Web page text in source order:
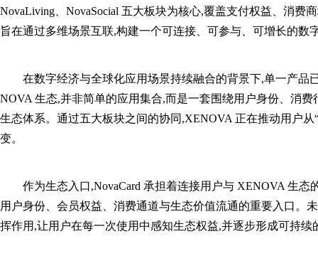
NovaLiving、NovaSocial 五大板块为核心,覆盖支付权益、消费
旨在通过多维场景互联,构建一个可连接、可参与、可增长的数
在数字经济与全球化应用场景持续融合的背景下,单一产品
NOVA 生态,并非简单的应用集合,而是一套围绕用户身份、消
生态体系。通过五大板块之间的协同,XENOVA 正在推动用户
变。
作为生态入口,NovaCard 承担着连接用户与 XENOVA 生
用户身份、会员权益、消费通道与生态价值流通的重要入口。
挥作用,让用户在每一次使用中感知生态权益,并逐步形成可持续